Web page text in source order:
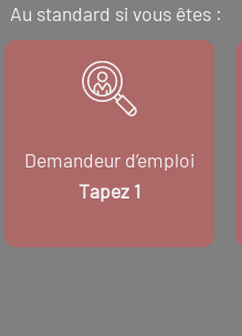
Au standard si vous êtes :
Demandeur d’emploi
Tapez 1